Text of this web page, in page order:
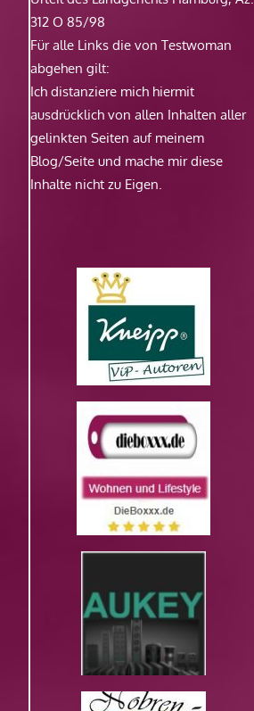
312 O 85/98
Für alle Links die von Testwoman
abgehen gilt:
Ich distanziere mich hiermit
ausdrücklich von allen Inhalten aller
gelinkten Seiten auf meinem
Blog/Seite und mache mir diese
Inhalte nicht zu Eigen.